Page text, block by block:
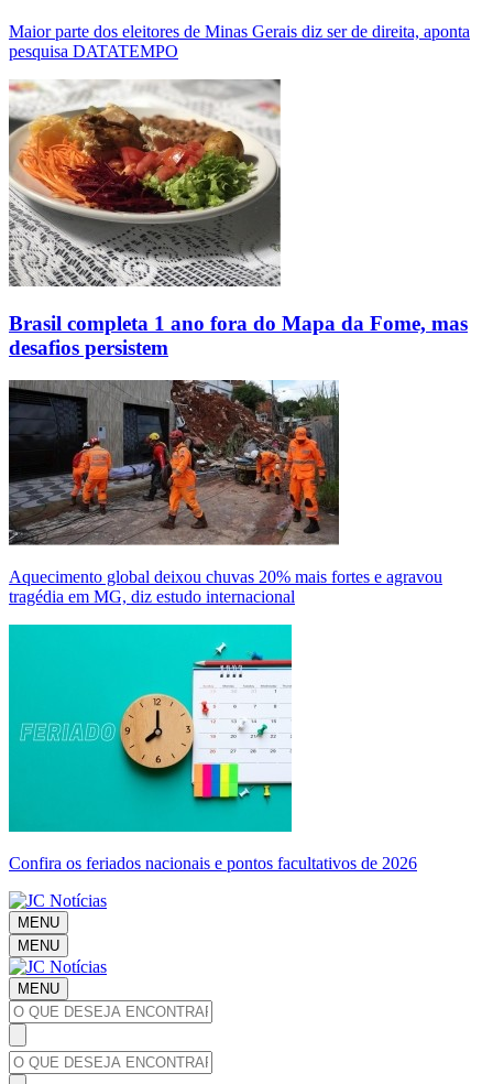
Maior parte dos eleitores de Minas Gerais diz ser de direita, aponta
pesquisa DATATEMPO
Brasil completa 1 ano fora do Mapa da Fome, mas
desafios persistem
Aquecimento global deixou chuvas 20% mais fortes e agravou
tragédia em MG, diz estudo internacional
Confira os feriados nacionais e pontos facultativos de 2026
MENU
MENU
MENU